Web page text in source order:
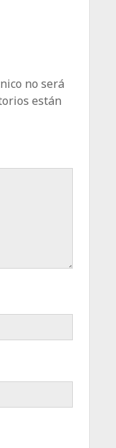
no será
están